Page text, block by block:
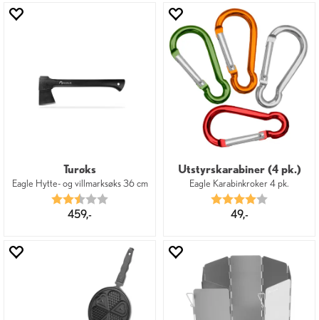
Turøks
Eagle Hytte- og villmarksøks 36 cm
Karakter:
459,-
Utstyrskarabiner (4 pk.)
Eagle Karabinkroker 4 pk.
Karakter:
49,-